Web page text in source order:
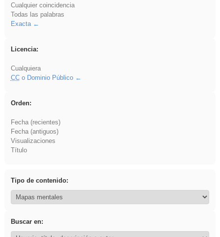
Cualquier coincidencia
Todas las palabras
Exacta
Licencia:
Cualquiera
CCo Dominio Público
Orden:
Fecha (recientes)
Fecha (antiguos)
Visualizaciones
Título
Tipo de contenido:
Buscar en: